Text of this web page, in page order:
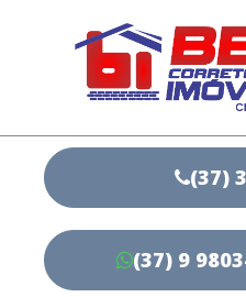
(37)
(37) 9